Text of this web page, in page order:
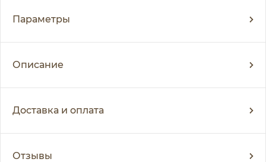
Параметры
Описание
Доставка и оплата
Отзывы